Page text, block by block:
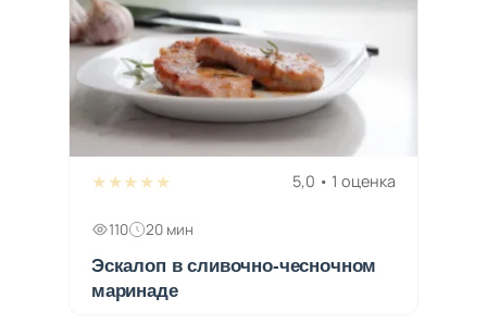
★★★★★ 5,0 • 1 оценка
110 20 мин
Эскалоп в сливочно-чесночном
маринаде